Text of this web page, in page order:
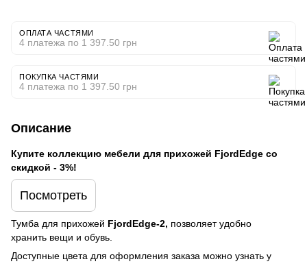
ОПЛАТА ЧАСТЯМИ
4 платежа по 1 397.50 грн
ПОКУПКА ЧАСТЯМИ
4 платежа по 1 397.50 грн
Описание
Купите коллекцию мебели для прихожей FjordEdge со
скидкой - 3%!
Посмотреть
Тумба для прихожей FjordEdge-2, позволяет удобно
хранить вещи и обувь.
Доступные цвета для оформления заказа можно узнать у